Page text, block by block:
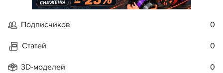
Подписчиков 0
Статей 0
3D-моделей 0